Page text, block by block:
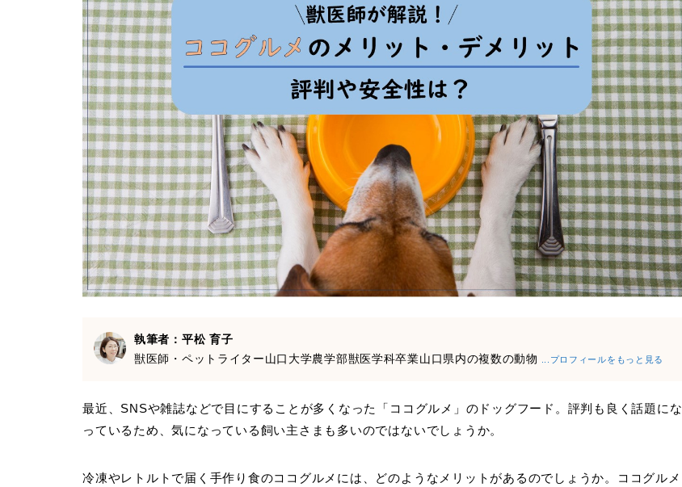
執筆者：平松 育子
獣医師・ペットライター山口大学農学部獣医学科卒業山口県内の複数の動物
...プロフィールをもっと見る
最近、SNSや雑誌などで目にすることが多くなった「ココグルメ」のドッグフード。評判も良く話題にな
っているため、気になっている飼い主さまも多いのではないでしょうか。
冷凍やレトルトで届く手作り食のココグルメには、どのようなメリットがあるのでしょうか。ココグルメ